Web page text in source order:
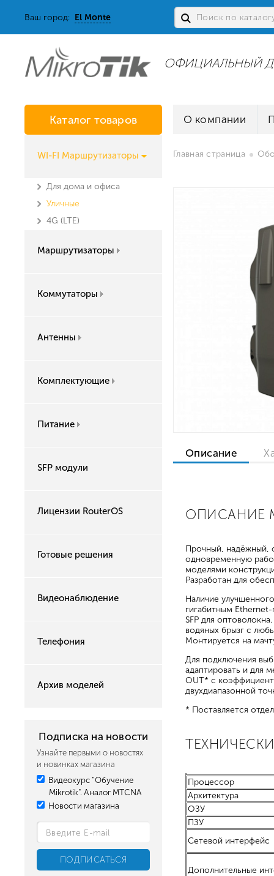
Ваш город: El Monte
ОФИЦИАЛЬНЫЙ
Каталог товаров
WI-FI Маршрутизаторы
Для дома и офиса
Уличные
4G (LTE)
Маршрутизаторы
Коммутаторы
Антенны
Комплектующие
Питание
SFP модули
Лицензии RouterOS
Готовые решения
Видеонаблюдение
Телефония
Архив моделей
Подписка на новости
Узнайте первыми о новостях
и новинках магазина
Видеокурс "Обучение
Mikrotik". Аналог MTCNA
Новости магазина
О компании
Главная страница
Описание
ОПИСАНИЕ
Прочный, надёжный,
одновременную
моделями
Разработан для
Наличие
гигабитным
SFP для
водяных брызг с
Монтируется на
Для подключения
адаптировать и для
OUT* с
двухдиапазонной
* Поставляется
Процессор
Архитектура
ОЗУ
ПЗУ
Сетевой интерфейс
Дополнительные